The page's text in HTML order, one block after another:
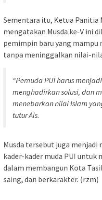
Sementara itu, Ketua Panitia
mengatakan Musda ke-V ini
pemimpin baru yang
tanpa meninggalkan nilai-
“Pemuda PUI harus
menghadirkan solusi, dan
menebarkan nilai Islam
tutur Ais.
Musda tersebut juga
kader-kader muda PUI
dalam membangun Kota
saing, dan berkarakter. (rzm)